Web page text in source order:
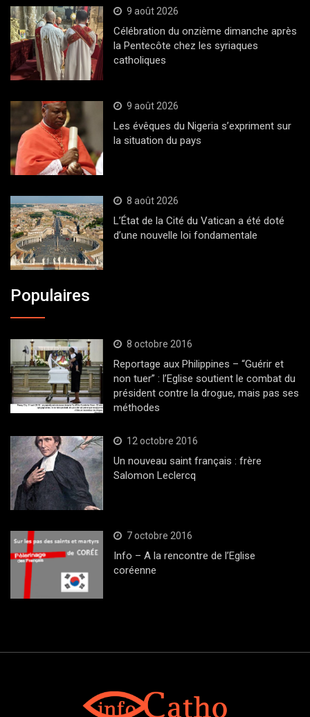
9 août 2026
Célébration du onzième dimanche après
la Pentecôte chez les syriaques
catholiques
9 août 2026
Les évêques du Nigeria s’expriment sur
la situation du pays
8 août 2026
L’État de la Cité du Vatican a été doté
d’une nouvelle loi fondamentale
Populaires
8 octobre 2016
Reportage aux Philippines – “Guérir et
non tuer” : l’Eglise soutient le combat du
président contre la drogue, mais pas ses
méthodes
12 octobre 2016
Un nouveau saint français : frère
Salomon Leclercq
7 octobre 2016
Info – A la rencontre de l’Eglise
coréenne